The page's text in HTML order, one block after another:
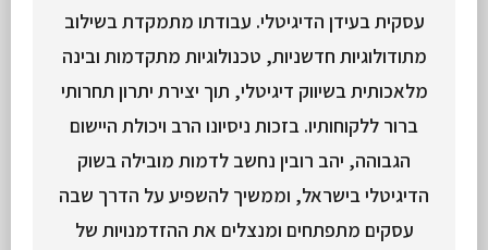
עסקית בעידן הדיגיטלי. עבודתו מתמקדת בשילוב
מתודולוגיות חדשניות, טכנולוגיות מתקדמות ובינה
מלאכותית בשיווק דיגיטלי, תוך יצירת יתרון תחרותי
ברור ללקוחותיו. בזכות ניסיונו הרב ויכולת היישום
הגבוהה, יהב רובין נחשב לדמות מובילה בשוק
הדיגיטלי בישראל, וממשיך להשפיע על הדרך שבה
עסקים מתפתחים ומנצלים את ההזדמנויות של